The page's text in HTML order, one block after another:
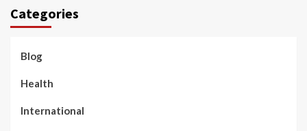
Categories
Blog
Health
International